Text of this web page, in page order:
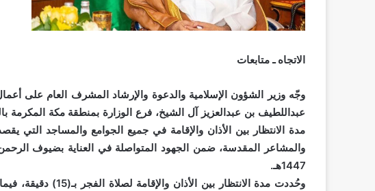
الاتجاه ـ متابعات
وجّه وزير الشؤون الإسلامية والدعوة والإرشاد المشرف العام على
عبداللطيف بن عبدالعزيز آل الشيخ، فرع الوزارة بمنطقة مكة المكرمة
مدة الانتظار بين الأذان والإقامة في جميع الجوامع والمساجد التي
والمشاعر المقدسة، ضمن الجهود المتواصلة في العناية بضيوف
1447هـ.